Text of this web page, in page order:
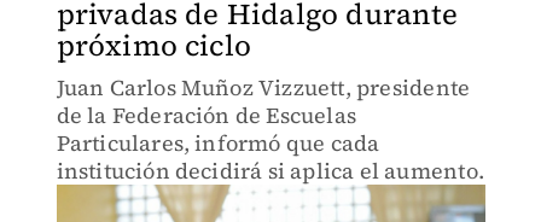
privadas de Hidalgo durante
próximo ciclo
Juan Carlos Muñoz Vizzuett, presidente
de la Federación de Escuelas
Particulares, informó que cada
institución decidirá si aplica el aumento.